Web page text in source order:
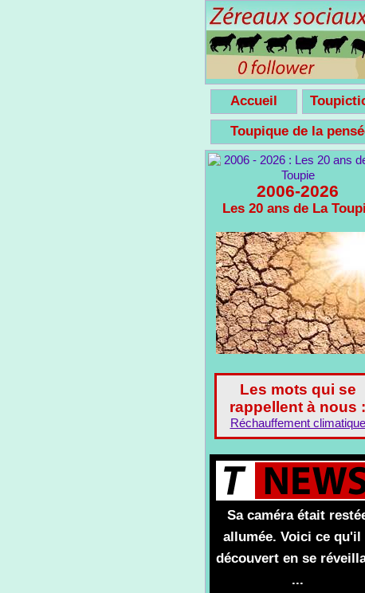
Accueil
Toupique de la
2006-2026
Les 20 ans de La
Les mots qui se
rappellent à nous :
Réchauffement climatique
Sa caméra était
allumée. Voici ce qu'il
découvert en se
...